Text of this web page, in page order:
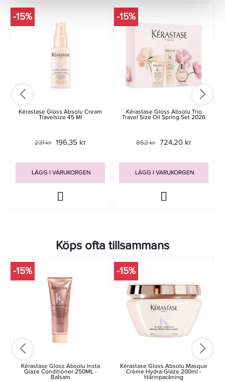
-15%
Kérastase Gloss Absolu Cream
Travelsize 45 Ml
231 kr 196,35 kr
LÄGG I VARUKORGEN
-15%
Kérastase Gloss Absolu Trio
Travel Size Oil Spring Set 2026
852 kr 724,20 kr
LÄGG I VARUKORGEN
Köps ofta tillsammans
-15%
Kérastase Gloss Absolu Insta
Glaze Conditioner 250ML -
Balsam
-15%
Kérastase Gloss Absolu Masque
Crème Hydra-Glaze 200ml -
Hårinpackning